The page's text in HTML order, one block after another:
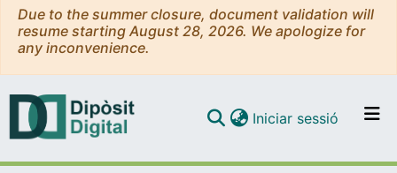
Due to the summer closure, document validation will
resume starting August 28, 2026. We apologize for
any inconvenience.
Iniciar sessió (current)